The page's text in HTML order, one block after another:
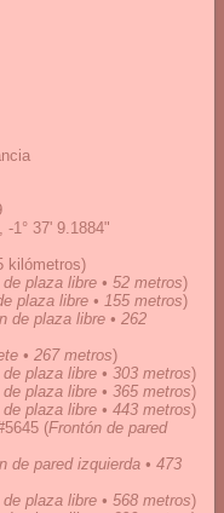
-1° 37' 9.1884"
kilómetros)
plaza libre • 52 metros)
plaza libre • 155 metros)
de plaza libre • 262
• 267 metros)
plaza libre • 303 metros)
plaza libre • 365 metros)
plaza libre • 443 metros)
(Frontón de pared
de pared izquierda • 473
plaza libre • 568 metros)